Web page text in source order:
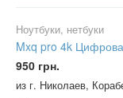
Ноутбуки, нетбуки
Mxq pro 4k
950 грн.
из г. Николаев,